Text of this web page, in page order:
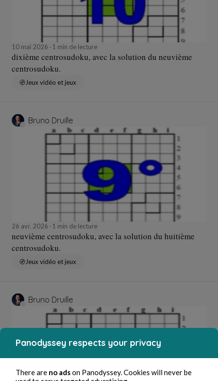
10 mai 2026 1 min de lecture
dixième centrosudoku, avec la solution du neuvième
centrosudoku.
Jeux vidéo et jeux
Bruno Druille
26 avr. 2026 1 min de lecture
neuvième centrosudoku, avec la solution du huitième
centrosudoku.
Jeux vidéo et jeux
Bruno Druille
Panodyssey respects your privacy
There are no adson Panodyssey. Cookies will never be